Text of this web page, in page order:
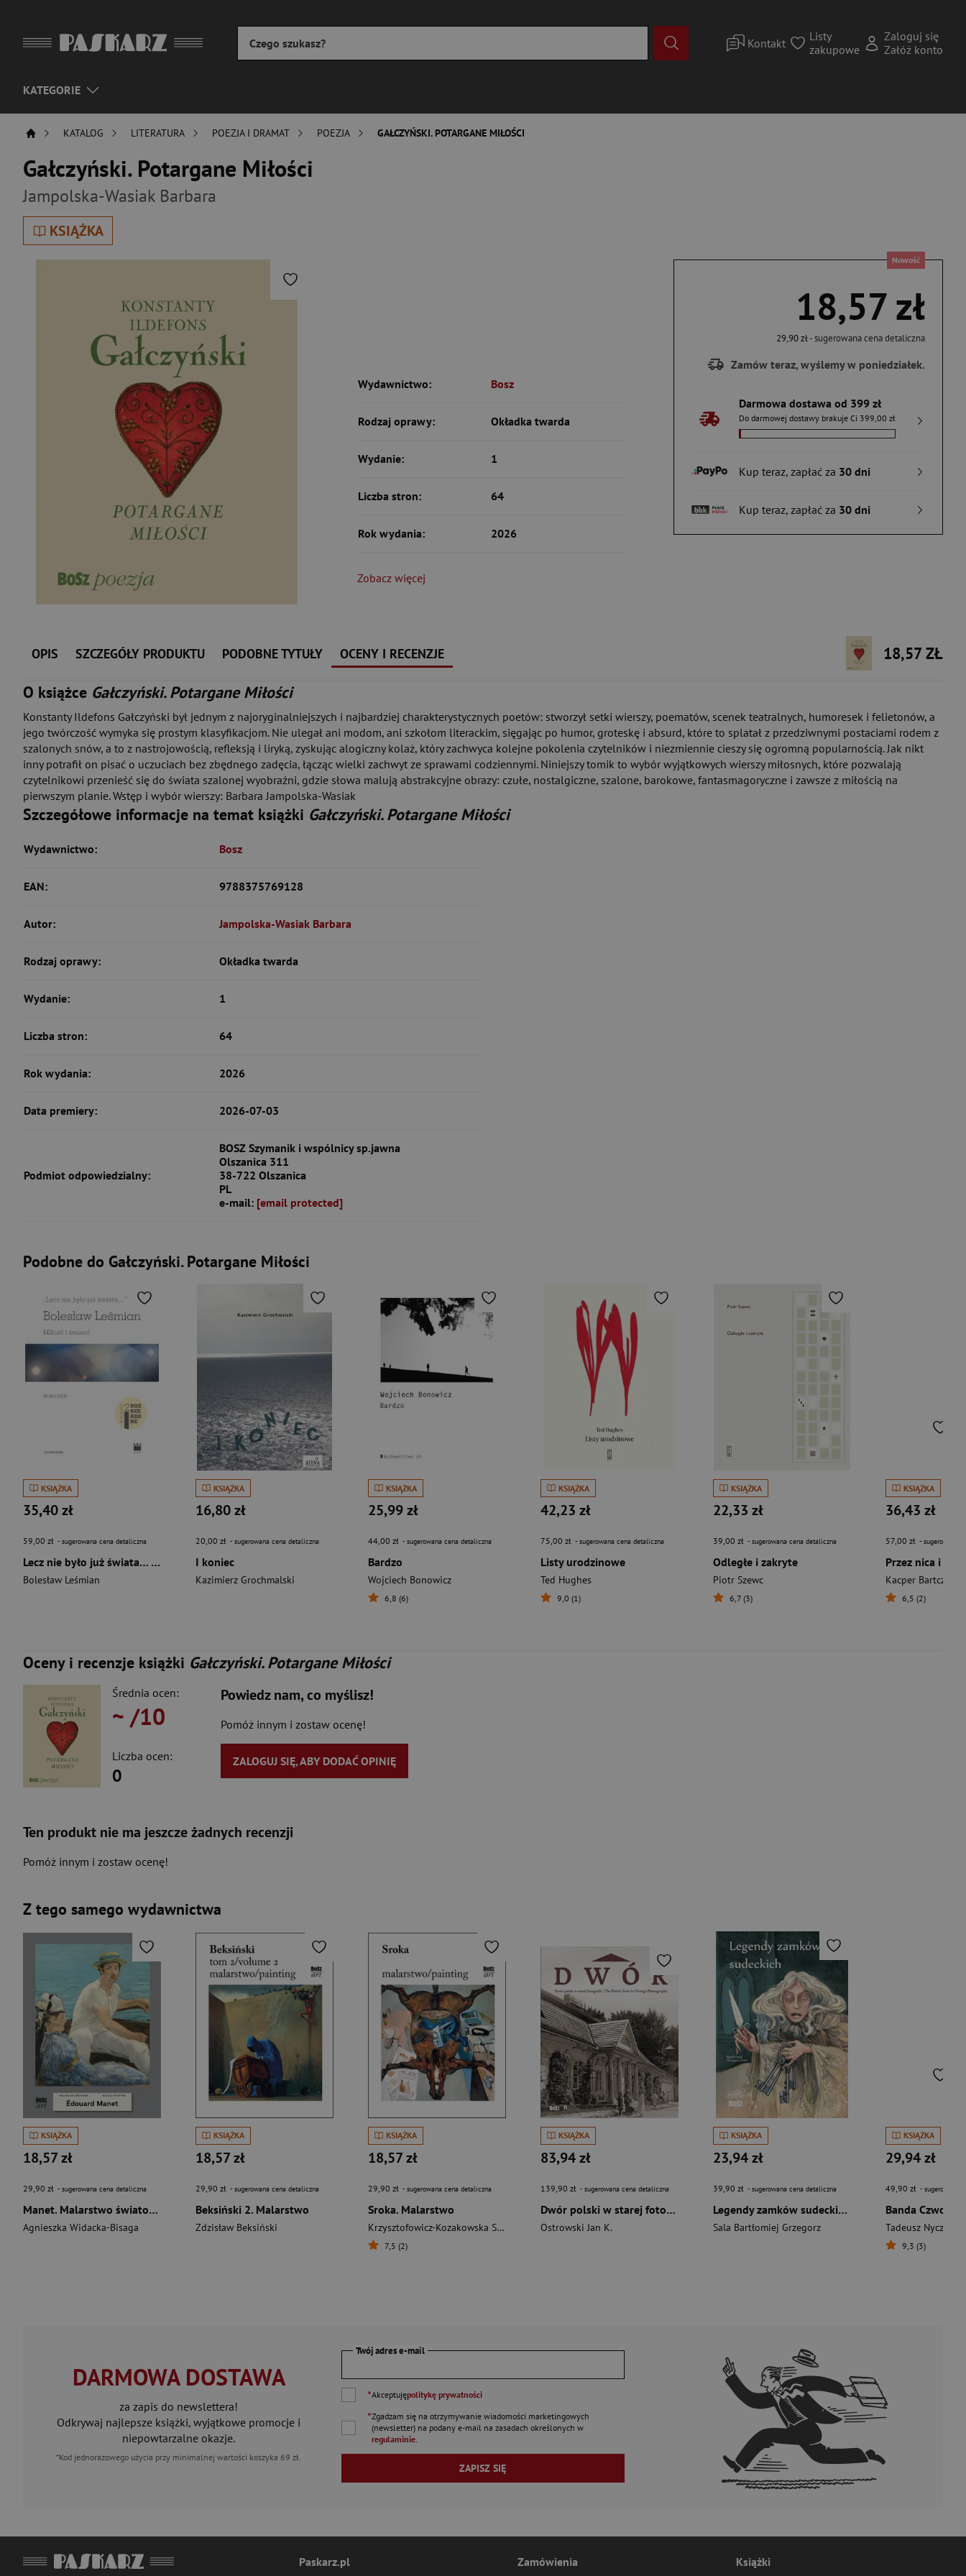
Kontakt
Listy
zakupowe
Zaloguj się
Załóż konto
KATEGORIE
KATALOG LITERATURA POEZJA I DRAMAT POEZJA GAŁCZYŃSKI. POTARGANE MIŁOŚCI
Gałczyński. Potargane Miłości
Jampolska-Wasiak Barbara
KSIĄŻKA
Nowość
18,57 zł
29,90 zł- sugerowana cena detaliczna
Zamów teraz, wyślemy w poniedziałek.
Darmowa dostawa od 399 zł
Do darmowej dostawy brakuje Ci 399,00 zł
Kup teraz, zapłać za 30 dni
Kup teraz, zapłać za 30 dni
Wydawnictwo: Bosz
Rodzaj oprawy: Okładka twarda
Wydanie: 1
Liczba stron: 64
Rok wydania: 2026
Zobacz więcej
OPIS SZCZEGÓŁY PRODUKTU PODOBNE TYTUŁY OCENY I RECENZJE
18,57 ZŁ
O książce Gałczyński. Potargane Miłości
Konstanty Ildefons Gałczyński był jednym z najoryginalniejszych i najbardziej charakterystycznych poetów: stworzył setki wierszy, poematów, scenek teatralnych, humoresek i felietonów, a
jego twórczość wymyka się prostym klasyfikacjom. Nie ulegał ani modom, ani szkołom literackim, sięgając po humor, groteskę i absurd, które to splatał z przedziwnymi postaciami rodem z
szalonych snów, a to z nastrojowością, refleksją i liryką, zyskując alogiczny kolaż, który zachwyca kolejne pokolenia czytelników i niezmiennie cieszy się ogromną popularnością. Jak nikt
inny potrafił on pisać o uczuciach bez zbędnego zadęcia, łącząc wielki zachwyt ze sprawami codziennymi. Niniejszy tomik to wybór wyjątkowych wierszy miłosnych, które pozwalają
czytelnikowi przenieść się do świata szalonej wyobraźni, gdzie słowa malują abstrakcyjne obrazy: czułe, nostalgiczne, szalone, barokowe, fantasmagoryczne i zawsze z miłością na
pierwszym planie. Wstęp i wybór wierszy: Barbara Jampolska-Wasiak
Szczegółowe informacje na temat książki Gałczyński. Potargane Miłości
Wydawnictwo: Bosz
EAN: 9788375769128
Autor: Jampolska-Wasiak Barbara
Rodzaj oprawy: Okładka twarda
Wydanie: 1
Liczba stron: 64
Rok wydania: 2026
Data premiery: 2026-07-03
Podmiot odpowiedzialny:
BOSZ Szymanik i wspólnicy sp.jawna
Olszanica 311
38-722 Olszanica
PL
e-mail: [email protected]
Podobne do Gałczyński. Potargane Miłości
KSIĄŻKA
35,40 zł
59,00 zł - sugerowana cena detaliczna
Lecz nie było już świata… Miłość i śmierć. Wiersze wyd. 2
Bolesław Leśmian
KSIĄŻKA
16,80 zł
20,00 zł - sugerowana cena detaliczna
I koniec
Kazimierz Grochmalski
KSIĄŻKA
25,99 zł
44,00 zł - sugerowana cena detaliczna
Bardzo
Wojciech Bonowicz
6,8 (6)
KSIĄŻKA
42,23 zł
75,00 zł - sugerowana cena detaliczna
Listy urodzinowe
Ted Hughes
9,0 (1)
KSIĄŻKA
22,33 zł
39,00 zł - sugerowana cena detaliczna
Odległe i zakryte
Piotr Szewc
6,7 (3)
KSIĄŻKA
36,43 zł
57,00 zł - sugerowana
Przez nica i cacy
Kacper Bartczak
6,5 (2)
Oceny i recenzje książki Gałczyński. Potargane Miłości
Średnia ocen:
~ /10
Liczba ocen:
0
Powiedz nam, co myślisz!
Pomóż innym i zostaw ocenę!
ZALOGUJ SIĘ, ABY DODAĆ OPINIĘ
Ten produkt nie ma jeszcze żadnych recenzji
Pomóż innym i zostaw ocenę!
Z tego samego wydawnictwa
KSIĄŻKA
18,57 zł
29,90 zł - sugerowana cena detaliczna
Manet. Malarstwo światowe
Agnieszka Widacka-Bisaga
KSIĄŻKA
18,57 zł
29,90 zł - sugerowana cena detaliczna
Beksiński 2. Malarstwo
Zdzisław Beksiński
KSIĄŻKA
18,57 zł
29,90 zł - sugerowana cena detaliczna
Sroka. Malarstwo
Krzysztofowicz-Kozakowska Stefania
7,5 (2)
KSIĄŻKA
83,94 zł
139,90 zł - sugerowana cena detaliczna
Dwór polski w starej fotografii
Ostrowski Jan K.
KSIĄŻKA
23,94 zł
39,90 zł - sugerowana cena detaliczna
Legendy zamków sudeckich. Legendarz
Sala Bartłomiej Grzegorz
KSIĄŻKA
29,94 zł
49,90 zł - sugerowana
Tadeusz Nyczek
9,3 (3)
DARMOWA DOSTAWA
za zapis do newslettera!
Odkrywaj najlepsze książki, wyjątkowe promocje i
niepowtarzalne okazje.
*Kod jednorazowego użycia przy minimalnej wartości koszyka 69 zł.
Twój adres e-mail
*Akceptujępolitykę prywatności
*Zgadzam się na otrzymywanie wiadomości marketingowych
(newsletter) na podanye-mail na zasadach określonych w
regulaminie.
ZAPISZ SIĘ
Paskarz.pl Zamówienia Książki